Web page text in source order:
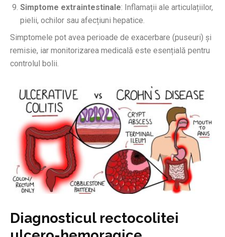
Simptome extraintestinale: Inflamații ale articulațiilor,
pielii, ochilor sau afecțiuni hepatice.
Simptomele pot avea perioade de exacerbare (puseuri) și
remisie, iar monitorizarea medicală este esențială pentru
controlul bolii.
Diagnosticul rectocolitei